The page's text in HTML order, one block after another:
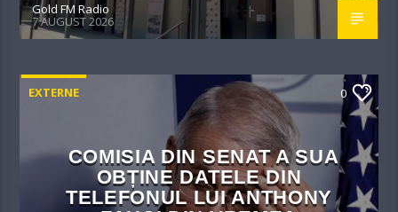
Gold FM Radio
7 AUGUST 2026
EXTERNE 0
COMISIA DIN SENAT A SUA
OBȚINE DATELE DIN
TELEFONUL LUI ANTHONY